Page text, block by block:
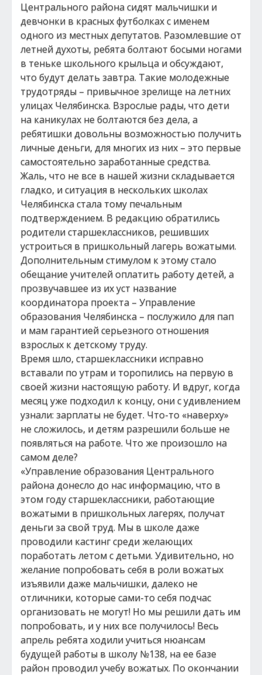
Центрального района сидят мальчишки и
девчонки в красных футболках с именем
одного из местных депутатов. Разомлевшие от
летней духоты, ребята болтают босыми ногами
в теньке школьного крыльца и обсуждают,
что будут делать завтра. Такие молодежные
трудотряды – привычное зрелище на летних
улицах Челябинска. Взрослые рады, что дети
на каникулах не болтаются без дела, а
ребятишки довольны возможностью получить
личные деньги, для многих из них – это первые
самостоятельно заработанные средства.
Жаль, что не все в нашей жизни складывается
гладко, и ситуация в нескольких школах
Челябинска стала тому печальным
подтверждением. В редакцию обратились
родители старшеклассников, решивших
устроиться в пришкольный лагерь вожатыми.
Дополнительным стимулом к этому стало
обещание учителей оплатить работу детей, а
прозвучавшее из их уст название
координатора проекта – Управление
образования Челябинска – послужило для пап
и мам гарантией серьезного отношения
взрослых к детскому труду.
Время шло, старшеклассники исправно
вставали по утрам и торопились на первую в
своей жизни настоящую работу. И вдруг, когда
месяц уже подходил к концу, они с удивлением
узнали: зарплаты не будет. Что-то «наверху»
не сложилось, и детям разрешили больше не
появляться на работе. Что же произошло на
самом деле?
«Управление образования Центрального
района донесло до нас информацию, что в
этом году старшеклассники, работающие
вожатыми в пришкольных лагерях, получат
деньги за свой труд. Мы в школе даже
проводили кастинг среди желающих
поработать летом с детьми. Удивительно, но
желание попробовать себя в роли вожатых
изъявили даже мальчишки, далеко не
отличники, которые сами-то себя подчас
организовать не могут! Но мы решили дать им
попробовать, и у них все получилось! Весь
апрель ребята ходили учиться нюансам
будущей работы в школу №138, на ее базе
район проводил учебу вожатых. По окончании